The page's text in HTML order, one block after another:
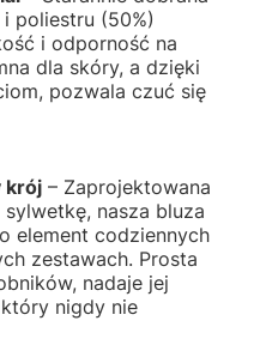
i poliestru (50%)
i odporność na
dla skóry, a dzięki
pozwala czuć się
krój – Zaprojektowana
nasza bluza
element codziennych
zestawach. Prosta
nadaje jej
nigdy nie